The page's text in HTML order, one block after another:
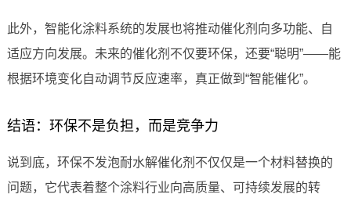
此外，智能化涂料系统的发展也将推动催化剂向多功能、自
适应方向发展。未来的催化剂不仅要环保，还要“聪明”——能
根据环境变化自动调节反应速率，真正做到“智能催化”。
结语：环保不是负担，而是竞争力
说到底，环保不发泡耐水解催化剂不仅仅是一个材料替换的
问题，它代表着整个涂料行业向高质量、可持续发展的转